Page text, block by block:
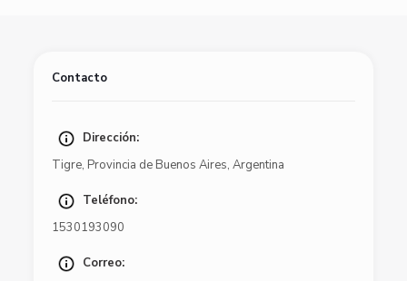
Contacto
Dirección:
Tigre, Provincia de Buenos Aires, Argentina
Teléfono:
1530193090
Correo: